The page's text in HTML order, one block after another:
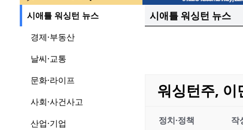
시애틀 워싱턴 뉴스
경제·부동산
날씨·교통
문화·라이프
사회·사건사고
산업·기업
시애틀 워싱턴 뉴스
워싱턴주, 이
정치·정책 작